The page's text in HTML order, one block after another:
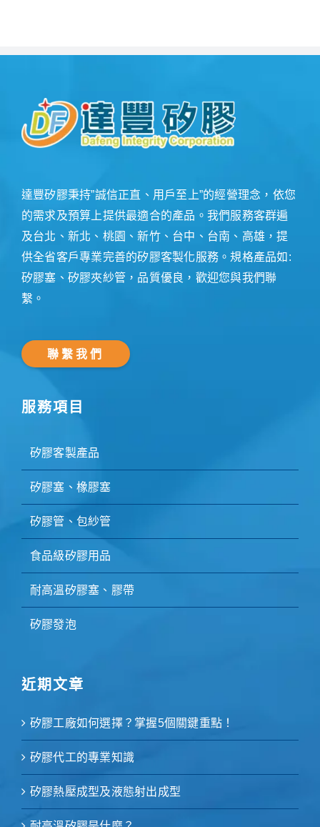
達豐矽膠秉持”誠信正直、用戶至上”的經營理念，依您
的需求及預算上提供最適合的產品。我們服務客群遍
及台北、新北、桃園、新竹、台中、台南、高雄，提
供全省客戶專業完善的矽膠客製化服務。規格產品如:
矽膠塞、矽膠夾紗管，品質優良，歡迎您與我們聯
繫。
聯繫我們
服務項目
矽膠客製產品
矽膠塞、橡膠塞
矽膠管、包紗管
食品級矽膠用品
耐高溫矽膠塞、膠帶
矽膠發泡
近期文章
矽膠工廠如何選擇？掌握5個關鍵重點！
矽膠代工的專業知識
矽膠熱壓成型及液態射出成型